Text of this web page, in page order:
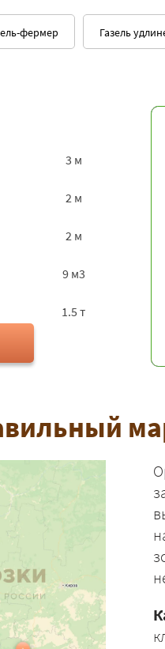
Газель
фермер
3 м
2 м
2 м
9 м3
1.5 т